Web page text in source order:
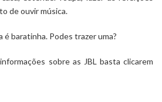
de ouvir música.
é baratinha. Podes trazer uma?
sobre as JBL basta clicarem